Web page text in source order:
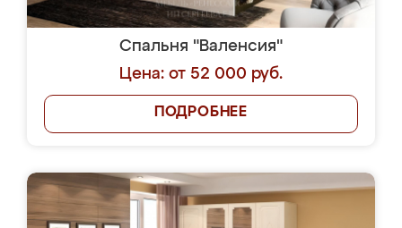
Спальня "Валенсия"
Цена: от 52 000 руб.
ПОДРОБНЕЕ